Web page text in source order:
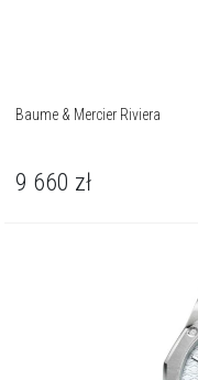
Baume & Mercier Riviera
9 660 zł